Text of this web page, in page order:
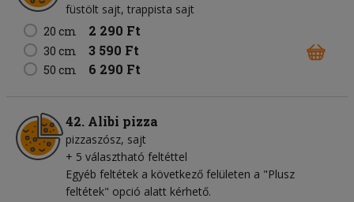
füstölt sajt trappista sajt
20 cm
2 290 Ft
30 cm 3 590 Ft
50 cm 6 290 Ft
42. Alibi pizza
pizzaszósz sajt
+ 5 választható feltéttel
Egyéb feltétek a következő felületen a "Plusz
feltétek" opció alatt kérhető.